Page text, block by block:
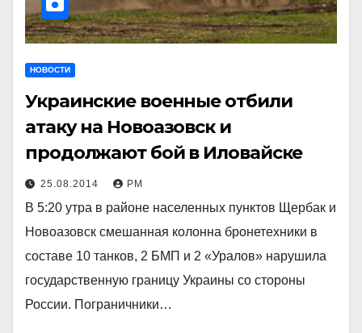
НОВОСТИ
Украинские военные отбили
атаку на Новоазовск и
продолжают бой в Иловайске
25.08.2014 РМ
В 5:20 утра в районе населенных пунктов Щербак и
Новоазовск смешанная колонна бронетехники в
составе 10 танков, 2 БМП и 2 «Уралов» нарушила
государственную границу Украины со стороны
России. Пограничники…